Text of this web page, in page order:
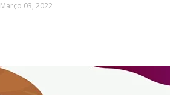
Março 03, 2022